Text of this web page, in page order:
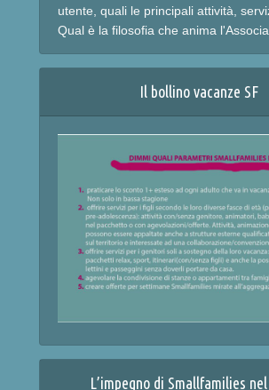
utente, quali le principali attività,
Qual è la filosofia che anima
Il bollino vacanze SF
L’impegno di Smallfamilies